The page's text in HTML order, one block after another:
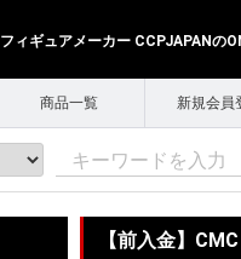
フィギュアメーカー CCPJAPANの
商品一覧 新規会員
【前入金】